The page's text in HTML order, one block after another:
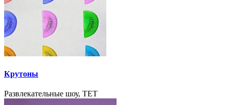
Крутоны
Развлекательные шоу, TET